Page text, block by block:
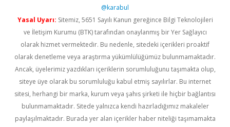
@karabul
Yasal Uyarı: Sitemiz, 5651 Sayılı Kanun gereğince Bilgi Teknolojileri
ve İletişim Kurumu (BTK) tarafından onaylanmış bir Yer Sağlayıcı
olarak hizmet vermektedir. Bu nedenle, sitedeki içerikleri proaktif
olarak denetleme veya araştırma yükümlülüğümüz bulunmamaktadır.
Ancak, üyelerimiz yazdıkları içeriklerin sorumluluğunu taşımakta olup,
siteye üye olarak bu sorumluluğu kabul etmiş sayılırlar. Bu internet
sitesi, herhangi bir marka, kurum veya şahıs şirketi ile hiçbir bağlantısı
bulunmamaktadır. Sitede yalnızca kendi hazırladığımız makaleler
paylaşılmaktadır. Burada yer alan içerikler haber niteliği taşımamakta